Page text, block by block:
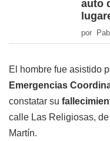
auto
por
El hombre fue asistido
Emergencias
constatar su
calle Las Religiosas,
Martín.